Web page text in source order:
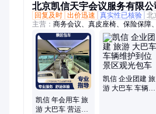
北京凯信天宇会议服务有限公
回复及时 出价迅速 真实性已核验 北
主营： 商务会议、真皮座椅、保险保障
用车、旅游大巴、年会用车、商务用车
商务包车、包车服务、中巴车出租、中
体育赛事包车、员工通勤班车、商务出
考斯特出租、头层牛皮座椅、研学旅行接
凯信 年会用车 旅
游 大巴车 营运资
凯信 企业团建 旅
游 大巴车 车辆维